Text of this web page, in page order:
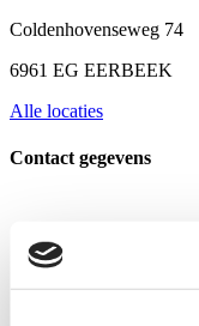
Coldenhovenseweg 74
6961 EG EERBEEK
Alle locaties
Contact gegevens